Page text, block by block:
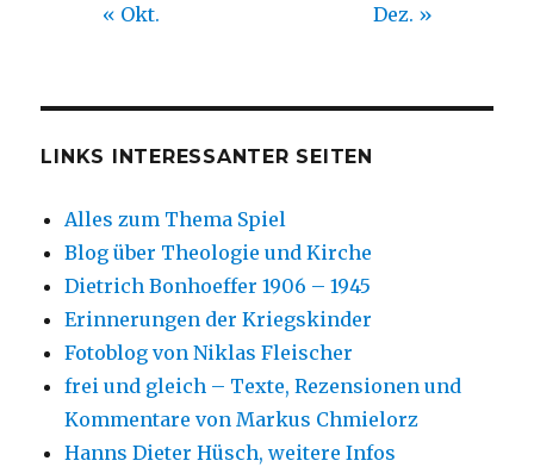
« Okt. Dez. »
LINKS INTERESSANTER SEITEN
Alles zum Thema Spiel
Blog über Theologie und Kirche
Dietrich Bonhoeffer 1906 – 1945
Erinnerungen der Kriegskinder
Fotoblog von Niklas Fleischer
frei und gleich – Texte, Rezensionen und
Kommentare von Markus Chmielorz
Hanns Dieter Hüsch, weitere Infos